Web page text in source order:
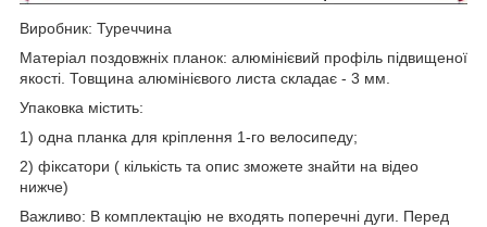
Виробник: Туреччина
Матеріал поздовжніх планок: алюмінієвий профіль підвищеної
якості. Товщина алюмінієвого листа складає - 3 мм.
Упаковка містить:
1) одна планка для кріплення 1-го велосипеду;
2) фіксатори ( кількість та опис зможете знайти на відео
нижче)
Важливо: В комплектацію не входять поперечні дуги. Перед